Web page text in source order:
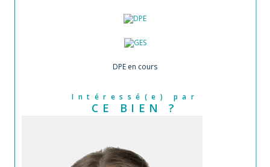
DPE en cours
Intéressé(e) par
CE BIEN ?